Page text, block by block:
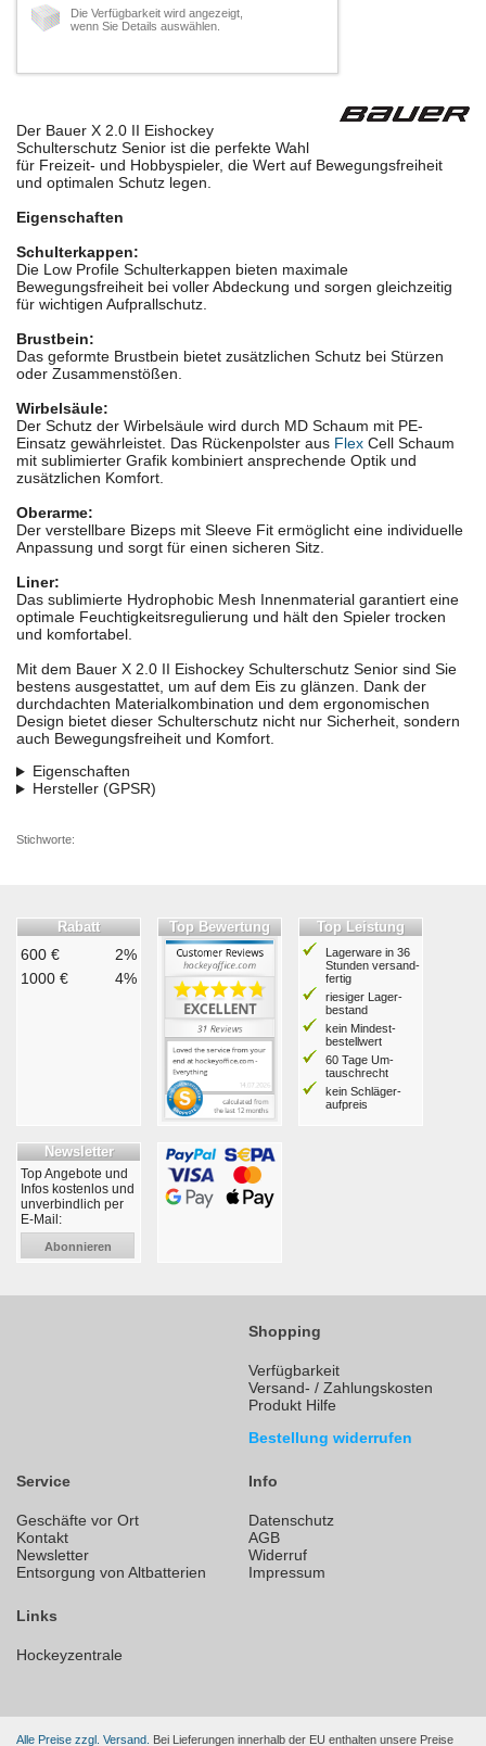
Die Verfügbarkeit wird angezeigt,
wenn Sie Details auswählen.
Der Bauer X 2.0 II Eishockey
Schulterschutz Senior ist die perfekte Wahl
für Freizeit- und Hobbyspieler, die Wert auf Bewegungsfreiheit
und optimalen Schutz legen.
Eigenschaften
Schulterkappen:
Die Low Profile Schulterkappen bieten maximale
Bewegungsfreiheit bei voller Abdeckung und sorgen gleichzeitig
für wichtigen Aufprallschutz.
Brustbein:
Das geformte Brustbein bietet zusätzlichen Schutz bei Stürzen
oder Zusammenstößen.
Wirbelsäule:
Der Schutz der Wirbelsäule wird durch MD Schaum mit PE-
Einsatz gewährleistet. Das Rückenpolster aus Flex Cell Schaum
mit sublimierter Grafik kombiniert ansprechende Optik und
zusätzlichen Komfort.
Oberarme:
Der verstellbare Bizeps mit Sleeve Fit ermöglicht eine individuelle
Anpassung und sorgt für einen sicheren Sitz.
Liner:
Das sublimierte Hydrophobic Mesh Innenmaterial garantiert eine
optimale Feuchtigkeitsregulierung und hält den Spieler trocken
und komfortabel.
Mit dem Bauer X 2.0 II Eishockey Schulterschutz Senior sind Sie
bestens ausgestattet, um auf dem Eis zu glänzen. Dank der
durchdachten Materialkombination und dem ergonomischen
Design bietet dieser Schulterschutz nicht nur Sicherheit, sondern
auch Bewegungsfreiheit und Komfort.
Eigenschaften
Hersteller (GPSR)
Stichworte:
Rabatt
600 €
2%
1000 €
4%
Top Bewertung Top Leistung
Lagerware in 36
Stunden ver­sand­
fertig
riesiger Lager­
bestand
kein Mindest­
bestell­wert
60 Tage Um­
tausch­recht
kein Schläger­
aufpreis
Newsletter
Top Angebote und
Infos kostenlos und
unverbindlich per
E-Mail:
Abonnieren
Shopping
Verfügbarkeit
Versand- / Zahlungskosten
Produkt Hilfe
Bestellung widerrufen
Service
Geschäfte vor Ort
Kontakt
Newsletter
Entsorgung von Altbatterien
Info
Datenschutz
AGB
Widerruf
Impressum
Links
Hockeyzentrale
Alle Preise zzgl. Versand. Bei Lieferungen innerhalb der EU enthalten unsere Preise